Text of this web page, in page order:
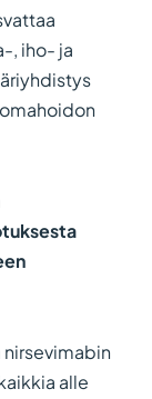
, iho- ja
alle